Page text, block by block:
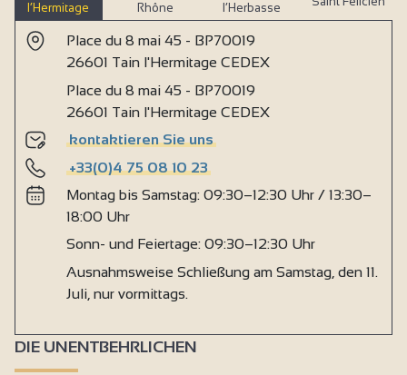
l’Hermitage
Rhône
l’Herbasse
Place du 8 mai 45 - BP70019
26601 Tain l'Hermitage CEDEX
Place du 8 mai 45 - BP70019
26601 Tain l'Hermitage CEDEX
kontaktieren Sie uns
+33(0)4 75 08 10 23
Montag bis Samstag: 09:30–12:30 Uhr / 13:30–
18:00 Uhr
Sonn- und Feiertage: 09:30–12:30 Uhr
Ausnahmsweise Schließung am Samstag, den 11.
Juli, nur vormittags.
DIE UNENTBEHRLICHEN